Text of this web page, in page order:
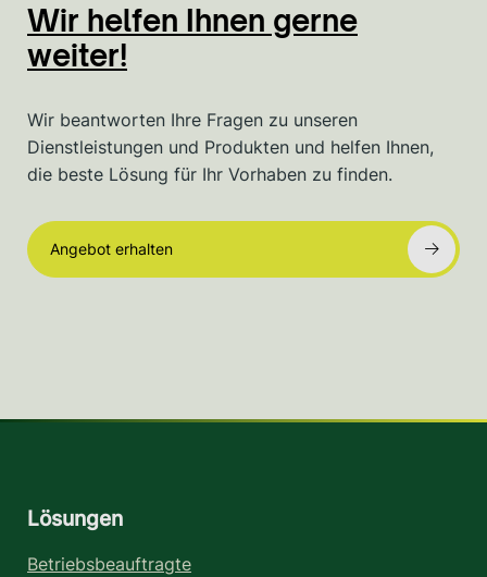
Wir helfen Ihnen gerne
weiter!
Wir beantworten Ihre Fragen zu unseren
Dienstleistungen und Produkten und helfen Ihnen,
die beste Lösung für Ihr Vorhaben zu finden.
Angebot erhalten
Lösungen
Betriebsbeauftragte